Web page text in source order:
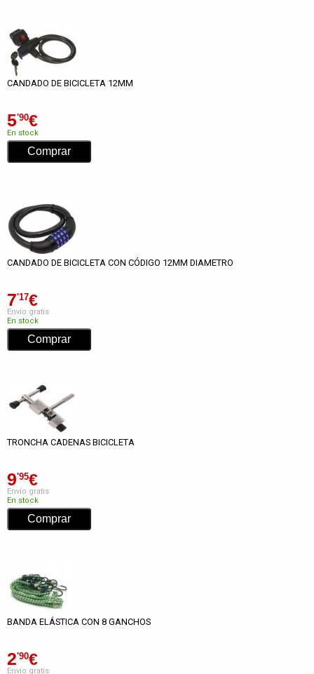
CANDADO DE BICICLETA 12MM
5'90€
En stock
CANDADO DE BICICLETA CON CÓDIGO 12MM DIAMETRO
7'17€
Envío gratis
En stock
TRONCHA CADENAS BICICLETA
9'95€
Envío gratis
En stock
BANDA ELÁSTICA CON 8 GANCHOS
2'90€
Envío gratis